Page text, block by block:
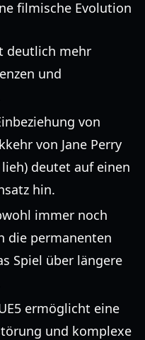
filmische Evolution
deutlich mehr
und
von
von Jane Perry
deutet auf einen
hin.
immer noch
die permanenten
Spiel über längere
ermöglicht eine
und komplexe